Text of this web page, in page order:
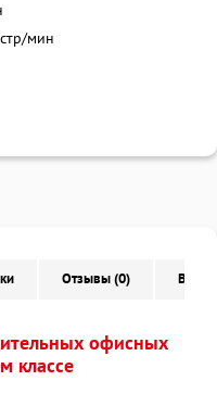
мин
Отзывы (0)
офисных
классе